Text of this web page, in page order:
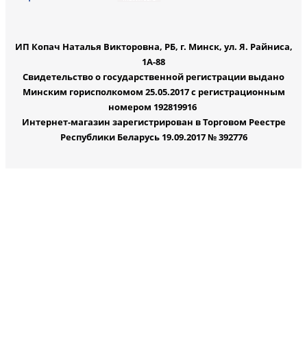
ИП Копач Наталья Викторовна, РБ, г. Минск, ул. Я. Райниса,
1А-88
Свидетельство о государственной регистрации выдано
Минским горисполкомом 25.05.2017 с регистрационным
номером 192819916
Интернет-магазин зарегистрирован в Торговом Реестре
Республики Беларусь 19.09.2017 № 392776